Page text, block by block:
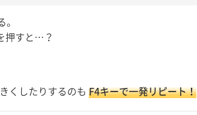
押すと…？
くしたりするのも F4キーで一発リピート！